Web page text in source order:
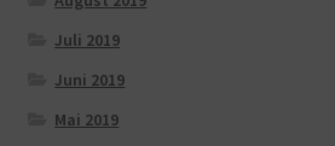
Juli 2019
Juni 2019
Mai 2019